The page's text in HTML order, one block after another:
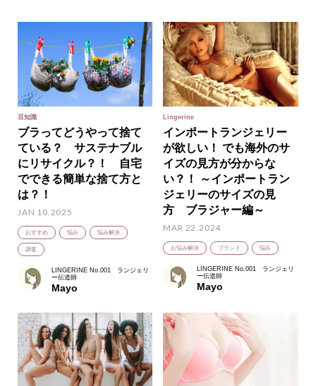
豆知識
ブラってどうやって捨て
ている？ サステナブル
にリサイクル？！ 自宅
でできる簡単な捨て方と
は？！
JAN 10.2025
おすすめ 悩み 悩み解決
調査
LINGERINE No.001 ランジェリ
ー伝道師
Mayo
Lingerine
インポートランジェリー
が欲しい！ でも海外のサ
イズの見方が分からな
い？！ ～インポートラン
ジェリーのサイズの見
方 ブラジャー編～
MAR 22.2024
お悩み解決 ブランド 悩み
LINGERINE No.001 ランジェリ
ー伝道師
Mayo